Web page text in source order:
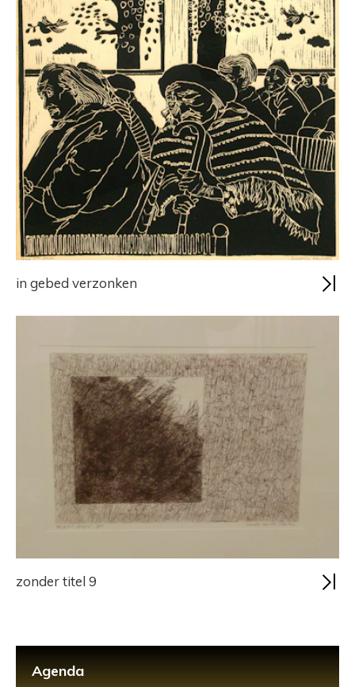
in gebed verzonken
zonder titel 9
Agenda